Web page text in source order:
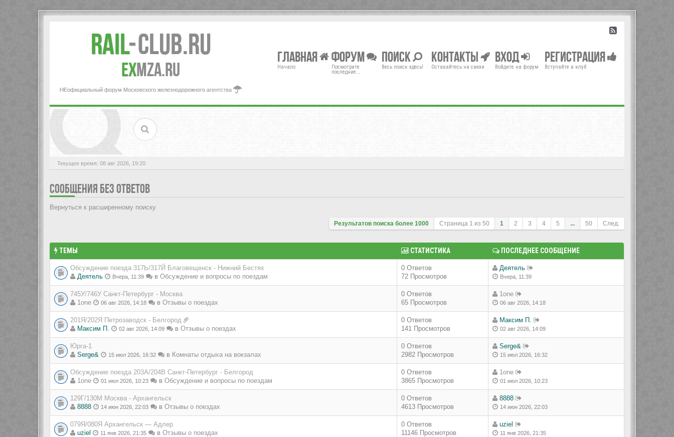
Rail-Club.RU
exMZA.RU
НЕофициальный форум Московского железнодорожного агентства
Главная
Начало
Форум
Посмотрите
последние...
Поиск
Весь поиск здесь!
Контакты
Оставайтесь на связи
Вход
Войдите на форум
Регистрация
Вступайте в клуб
Текущее время: 08 авг 2026, 19:20
СООБЩЕНИЯ БЕЗ ОТВЕТОВ
Вернуться к расширенному поиску
Результатов поиска более 1000 Страница 1 из 50 1 2 3 4 5 ... 50 След.
ТЕМЫ СТАТИСТИКА ПОСЛЕДНЕЕ СООБЩЕНИЕ
Обсуждение поезда 317Ь/317Й Благовещенск - Нижний Бестях
Деятель
Вчера, 11:39 в Обсуждение и вопросы по поездам
0 Ответов
72 Просмотров
Деятель
Вчера, 11:39
745У/746У Санкт-Петербург - Москва
1one
06 авг 2026, 14:18 в Отзывы о поездах
0 Ответов
65 Просмотров
1one
06 авг 2026, 14:18
201Я/202Я Петрозаводск - Белгород
Максим П.
02 авг 2026, 14:09 в Отзывы о поездах
0 Ответов
141 Просмотров
Максим П.
02 авг 2026, 14:09
Юрга-1
Serge&
15 июл 2026, 16:32 в Комнаты отдыха на вокзалах
0 Ответов
2982 Просмотров
Serge&
15 июл 2026, 16:32
Обсуждение поезда 203А/204В Санкт-Петербург - Белгород
1one
01 июл 2026, 10:23 в Обсуждение и вопросы по поездам
0 Ответов
3865 Просмотров
1one
01 июл 2026, 10:23
129Г/130М Москва - Архангельск
8888
14 июн 2026, 22:03 в Отзывы о поездах
0 Ответов
4613 Просмотров
8888
14 июн 2026, 22:03
079Я/080Я Архангельск — Адлер
uziel
11 янв 2026, 21:35 в Отзывы о поездах
0 Ответов
11146 Просмотров
uziel
11 янв 2026, 21:35